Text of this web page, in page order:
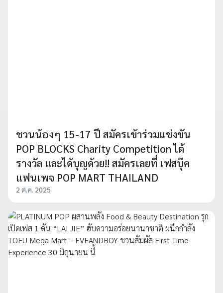
ชวนน้องๆ 15-17 ปี สมัครเข้าร่วมแข่งขัน
POP BLOCKS Charity Competition ได้
รางวัล และได้บุญด้วย!! สมัครเลยที่ เฟสบุ๊ค
แฟนเพจ POP MART THAILAND
2 ต.ค. 2025